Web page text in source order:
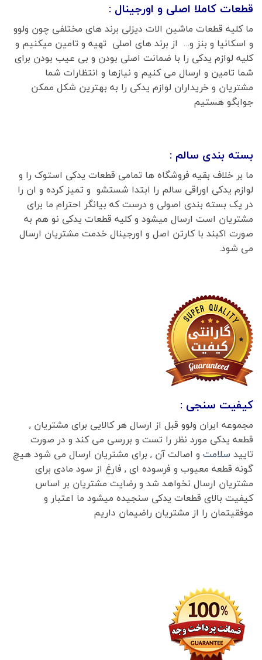
قطعات کاملا اصلی و اورجینال :
ما کلیه قطعات ماشین الات دیزلی برند های مختلفی چون ولوو
و اسکانیا و بنز و… از برند های اصلی تهیه و تامین میکنیم و
کلیه لوازم یدکی را با ضمانت اصلی بودن و بی عیب بودن برای
شما تامین و ارسال می کنیم و نیازها و انتظارات شما
مشتریان و خریداران لوازم یدکی را به بهترین شکل ممکن
جوابگو هستیم
بسته بندی سالم :
ما بر خلاف بقیه فروشگاه ها تمامی قطعات یدکی استوک را و
لوازم یدکی اوراقی سالم را ابتدا شستشو و تمیز کرده و ان را
در یک بسته بندی اصولی و درست که بیانگر احترام ما برای
مشتریان است ارسال میشود و کلیه قطعات یدکی نو هم به
صورت اکبند با کارتن اصل و اورجینال خدمت مشتریان ارسال
می شود.
کیفیت سنجی :
مجموعه ایران ولوو قبل از ارسال هر کالایی برای مشتریان ,
قطعه یدکی مورد نظر را تست و بررسی می کند و در صورت
تایید سلامت و اصالت آن , برای مشتریان ارسال می شود هیچ
گونه قطعه معیوب و فرسوده ای , فارغ از سود مادی برای
مشتریان ارسال نخواهد شد و رضایت مشتریان بر اساس
کیفیت بالای قطعات یدکی سنجیده میشود ما اعتبار و
موفقیتمان را از مشتریان راضیمان داریم